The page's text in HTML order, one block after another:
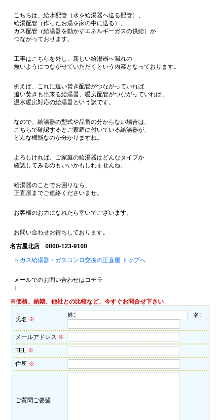
こちらは、給水配管（水を給湯器へ送る配管）、
給湯配管（作ったお湯を家の中に送る）、
ガス配管（給湯器を動かすエネルギーガスの供給）が
つながっております。
工事はこちらを外し、新しい給湯器へ漏れの
無いようにつながせていただくという内容となっております。
例えば、これに追い焚き配管がつながっていれば
追い焚きも出来る給湯器、暖房配管がつながっていれば、
温水暖房対応の給湯器という訳です。
なので、給湯器の型式や品番の分からない場合は、
こちらで確認するとご家庭に付いている給湯器が、
どんな機能なのか分かりますね。
よろしければ、ご家庭の給湯器はどんなタイプか
確認してみるのもいいかもしれませんね。
給湯器のことでお困りなら、
正直屋までご連絡くださいませ。
お客様のお力になれたら幸いでございます。
お問い合わせお待ちしております。
名古屋北店 0800-123-9100
＞ガス給湯器・ガスコンロ交換の正直屋 トップへ
メールでのお問い合わせはコチラ
↓
※価格、納期、他社との比較など、今すぐお問合せ下さい
氏名 ※
姓: 名:
メールアドレス ※
TEL ※
住所 ※
ご質問ご要望